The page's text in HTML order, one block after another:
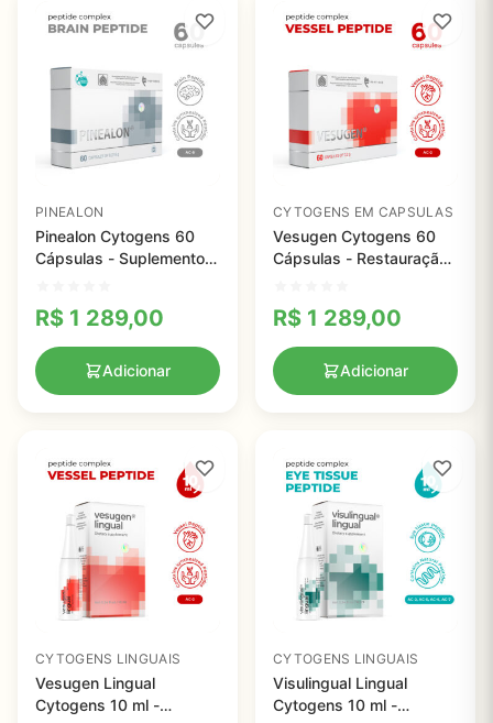
PINEALON
Pinealon Cytogens 60
Cápsulas - Suplemento
R$ 1 289,00
Adicionar
CYTOGENS EM CAPSULAS
Vesugen Cytogens 60
Cápsulas - Restauração
Vascular
R$ 1 289,00
Adicionar
CYTOGENS LINGUAIS
Vesugen Lingual
Cytogens 10 ml -
CYTOGENS LINGUAIS
Visulingual Lingual
Cytogens 10 ml -